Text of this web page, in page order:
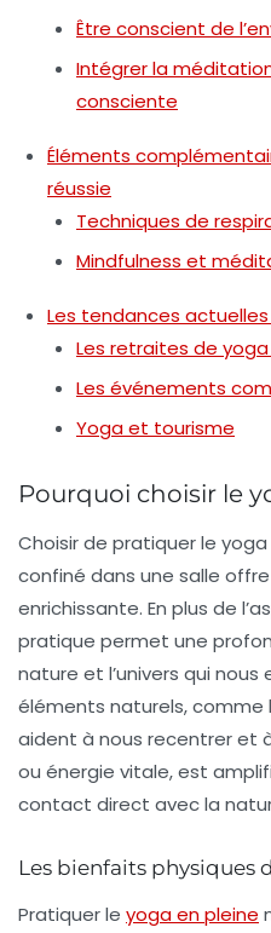
Être conscient de
Intégrer la
consciente
Éléments
réussie
Techniques de
Mindfulness et
Les tendances
Les retraites de
Les événements
Yoga et tourisme
Pourquoi choisir le
Choisir de pratiquer le yoga
confiné dans une salle
enrichissante. En plus de
pratique permet une
nature et l’univers qui nous
éléments naturels, comme
aident à nous recentrer et
ou énergie vitale, est
contact direct avec la
Les bienfaits physiques
Pratiquer le yoga en pleine